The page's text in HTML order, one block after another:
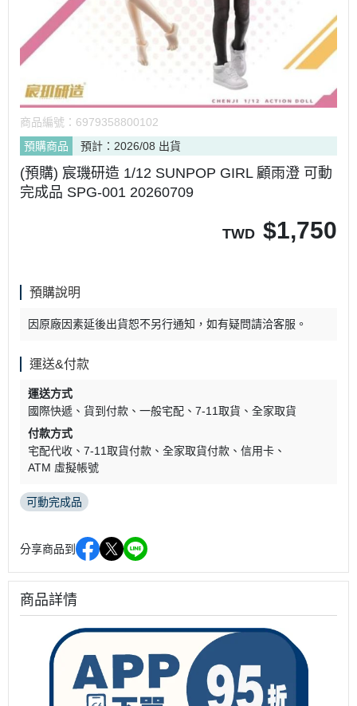
商品編號： 6979358800102
預購商品
預計：2026/08 出貨
(預購) 宸璣研造 1/12 SUNPOP GIRL 顧雨澄 可動
完成品 SPG-001 20260709
TWD $1,750
預購說明
因原廠因素延後出貨恕不另行通知，如有疑問請洽客服。
運送&付款
運送方式
國際快遞
貨到付款 一般宅配 7-11取貨
全家取貨
付款方式
宅配代收
7-11取貨付款 全家取貨付款
信用卡
ATM 虛擬帳號
可動完成品
分享商品到
商品詳情